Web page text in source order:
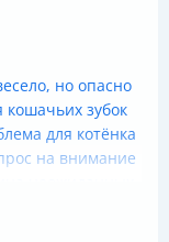
но опасно
зубок
для котёнка
на внимание
решения